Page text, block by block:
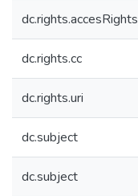
dc.rights.accesRights
dc.rights.cc
dc.rights.uri
dc.subject
dc.subject